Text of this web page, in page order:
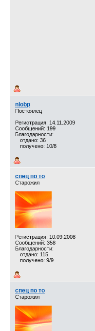
nlobp
Постоялец
Регистрация: 14.11.2009
Сообщений: 199
Благодарности:
отдано: 36
получено: 10/8
спец по то
Старожил
Регистрация: 10.09.2008
Сообщений: 358
Благодарности:
отдано: 115
получено: 9/9
спец по то
Старожил